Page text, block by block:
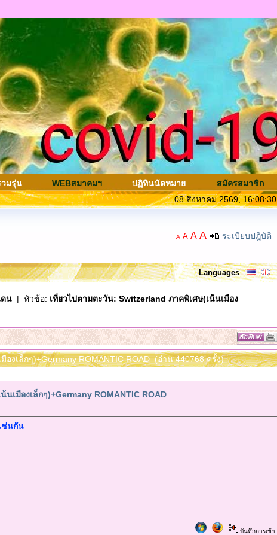
วมรุ่น WEBสมาคมฯ ปฏิทินนัดหมาย
สมัครสมาชิก
08 สิงหาคม 2569, 16:08:30
A A A A ระเบียบปฎิบัติ
Languages
ดน| หัวข้อ: เที่ยวไปตามตะวัน: Switzerland ภาคพิเศษ(เน้นเมือง
งเล็กๆ)+Germany ROMANTIC ROAD (อ่าน 440768 ครั้ง)
เมืองเล็กๆ)+Germany ROMANTIC ROAD
ช่นกัน
บันทึกการเข้า